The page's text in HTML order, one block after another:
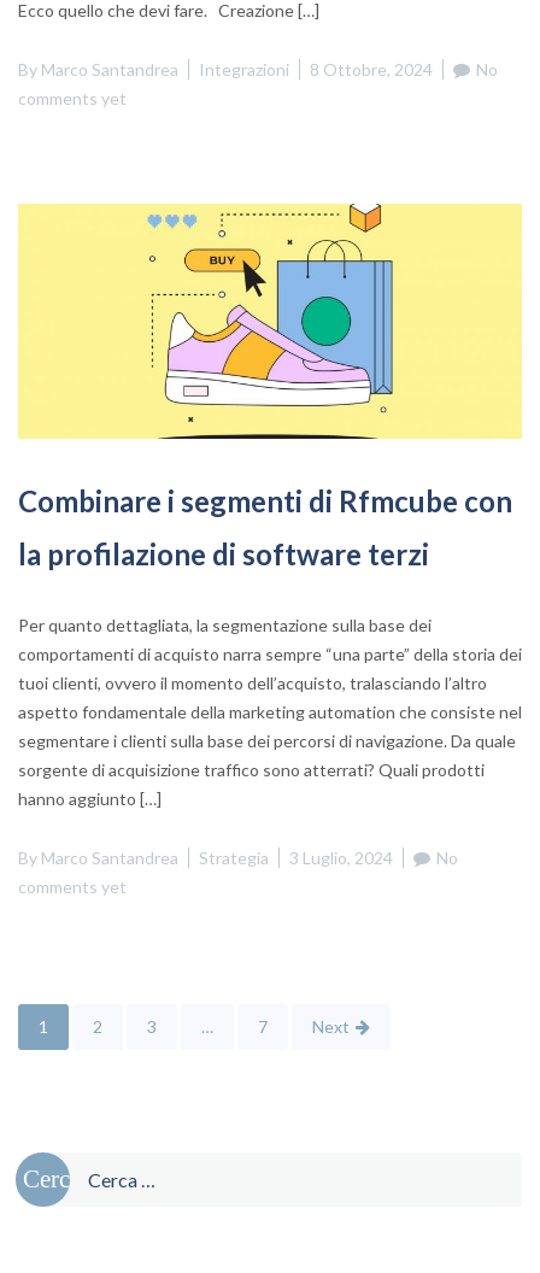
Ecco quello che devi fare. Creazione […]
By Marco Santandrea Integrazioni 8 Ottobre, 2024
No
comments yet
Combinare i segmenti di Rfmcube con
la profilazione di software terzi
Per quanto dettagliata, la segmentazione sulla base dei
comportamenti di acquisto narra sempre “una parte” della storia dei
tuoi clienti, ovvero il momento dell’acquisto, tralasciando l’altro
aspetto fondamentale della marketing automation che consiste nel
segmentare i clienti sulla base dei percorsi di navigazione. Da quale
sorgente di acquisizione traffico sono atterrati? Quali prodotti
hanno aggiunto […]
By Marco Santandrea Strategia 3 Luglio, 2024
No
comments yet
Navigazione
1 2 3 … 7 Next
Ricerca
per: